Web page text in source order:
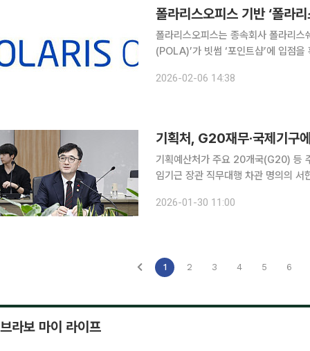
폴라리스오피스 기반 ‘폴라
폴라리스오피스는 종속회사 폴라리스
(POLA)’가 빗썸 ‘포인트샵’에 입점을 확정했다고 6일 밝
이번 포인트샵 입점은 폴라리스오피
2026-02-06 14:38
기획처, G20재무·국제기구
기획예산처가 주요 20개국(G20) 등
임기근 장관 직무대행 차관 명의의 서한을 발송했다. 기획처는 30일
(OECD) 등 국제기구에 협력 의사를
2026-01-30 11:00
1 2 3 4 5 6
브라보 마이 라이프